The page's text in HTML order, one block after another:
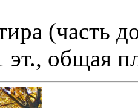
(часть
эт., общая